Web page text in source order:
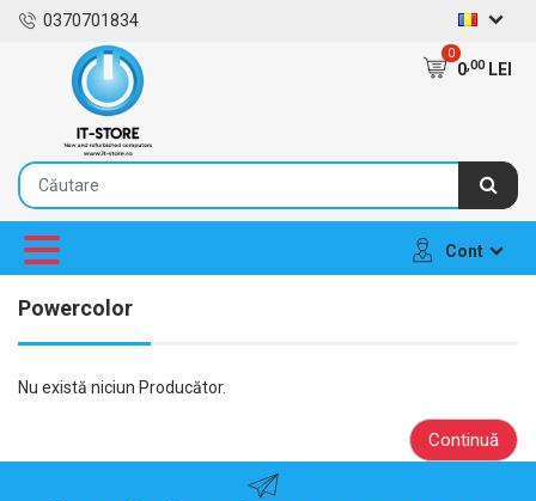
0370701834
0
0,00LEI
Cont
Powercolor
Nu există niciun Producător.
Continuă